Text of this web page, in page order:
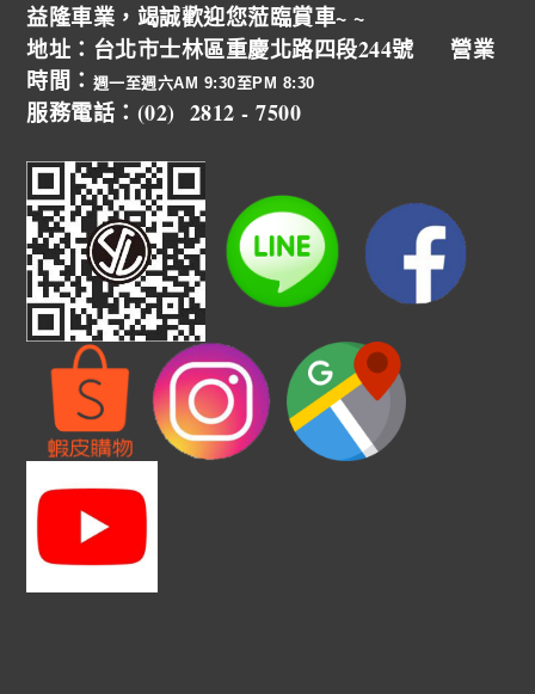
益隆車業，竭誠歡迎您蒞臨賞車~ ~
地址：台北市士林區重慶北路四段244號 營業
時間： 週一至週六AM 9:30至PM 8:30
服務電話：(02) 2812 - 7500